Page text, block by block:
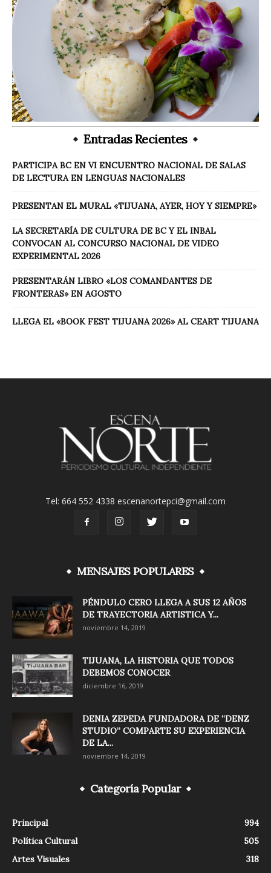
Entradas Recientes
PARTICIPA BC EN VI ENCUENTRO NACIONAL DE SALAS
DE LECTURA EN LENGUAS NACIONALES
PRESENTAN EL MURAL «TIJUANA, AYER, HOY Y SIEMPRE»
LA SECRETARÍA DE CULTURA DE BC Y EL INBAL
CONVOCAN AL CONCURSO NACIONAL DE VIDEO
EXPERIMENTAL 2026
PRESENTARÁN LIBRO «LOS COMANDANTES DE
FRONTERAS» EN AGOSTO
LLEGA EL «BOOK FEST TIJUANA 2026» AL CEART TIJUANA
Tel: 664 552 4338 escenanortepci@gmail.com
MENSAJES POPULARES
PÉNDULO CERO LLEGA A SUS 12 AÑOS
DE TRAYECTORIA ARTISTICA Y...
noviembre 14, 2019
TIJUANA, LA HISTORIA QUE TODOS
DEBEMOS CONOCER
diciembre 16, 2019
DENIA ZEPEDA FUNDADORA DE “DENZ
STUDIO” COMPARTE SU EXPERIENCIA
DE LA...
noviembre 14, 2019
Categoría Popular
Principal
994
Política Cultural
505
Artes Visuales
318